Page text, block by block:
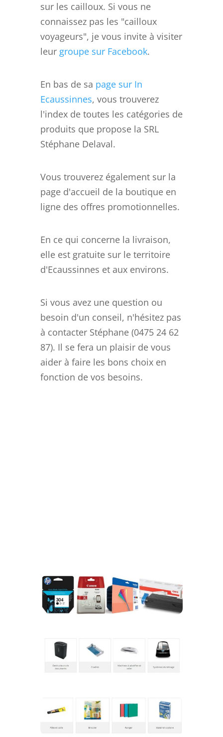
sur les cailloux. Si vous ne
connaissez pas les "cailloux
voyageurs", je vous invite à visiter
leur groupe sur Facebook.
En bas de sa page sur In
Ecaussinnes, vous trouverez
l'index de toutes les catégories de
produits que propose la SRL
Stéphane Delaval.
Vous trouverez également sur la
page d'accueil de la boutique en
ligne des offres promotionnelles.
En ce qui concerne la livraison,
elle est gratuite sur le territoire
d'Ecaussinnes et aux environs.
Si vous avez une question ou
besoin d'un conseil, n'hésitez pas
à contacter Stéphane (0475 24 62
87). Il se fera un plaisir de vous
aider à faire les bons choix en
fonction de vos besoins.